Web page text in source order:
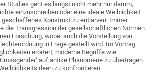
Studies geht es längst nicht mehr nur darum,
einzuschreiben oder eine ideale Weiblichkeit
geschaffenes Konstrukt zu entlarven. Immer
die Transgression der gesellschaftlichen Normen
Forschung, wobei auch die Vorstellung von
in Frage gestellt wird. Im Vortrag
erörtert, moderne Begriffe wie
auf antike Phänomene zu übertragen
zu konfrontieren.